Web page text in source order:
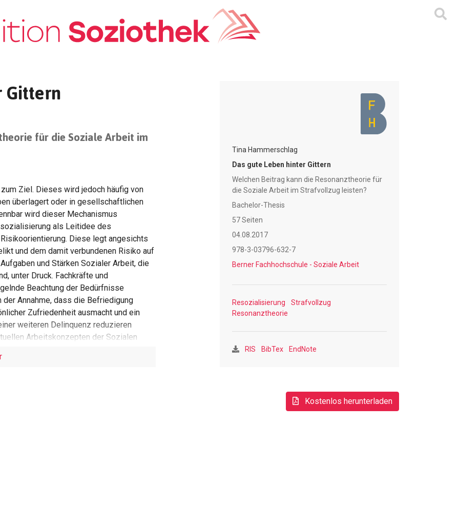
Gittern
für die Soziale Arbeit im
Ziel. Dieses wird jedoch häufig von
überlagert oder in gesellschaftlichen
wird dieser Mechanismus
als Leitidee des
Diese legt angesichts
und dem damit verbundenen Risiko auf
und Stärken Sozialer Arbeit, die
unter Druck. Fachkräfte und
Beachtung der Bedürfnisse
Annahme, dass die Befriedigung
Zufriedenheit ausmacht und ein
weiteren Delinquenz reduzieren
Arbeitskonzepten der Sozialen
erachtet wird.
läuft die Definition des guten Lebens bei
für die Soziale Arbeit im Strafvollzug
eröffnen, zu einem guten Leben
Tina Hammerschlag
Das gute Leben hinter Gittern
Welchen Beitrag kann die Resonanztheorie für
die Soziale Arbeit im Strafvollzug leisten?
Bachelor-Thesis
57 Seiten
04.08.2017
978-3-03796-632-7
Berner Fachhochschule - Soziale Arbeit
Resozialisierung
Strafvollzug
Resonanztheorie
RIS BibTex EndNote
Kostenlos herunterladen